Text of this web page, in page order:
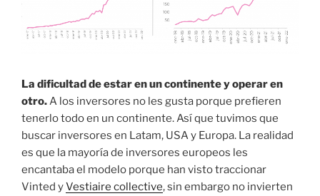
La dificultad de estar en un continente y operar en
otro.A los inversores no les gusta porque prefieren
tenerlo todo en un continente. Así que tuvimos que
buscar inversores en Latam, USA y Europa. La realidad
es que la mayoría de inversores europeos les
encantaba el modelo porque han visto traccionar
Vinted yVestiaire collective, sin embargo no invierten